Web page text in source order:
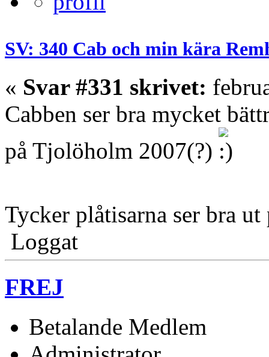
SV: 340 Cab och min kära
« Svar #331 skrivet:
Cabben ser bra mycket
på Tjolöholm 2007(?)
Tycker plåtisarna ser bra
Loggat
FREJ
Betalande Medlem